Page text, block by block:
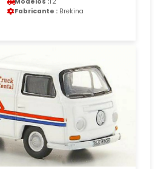
Fabricante : Brekina